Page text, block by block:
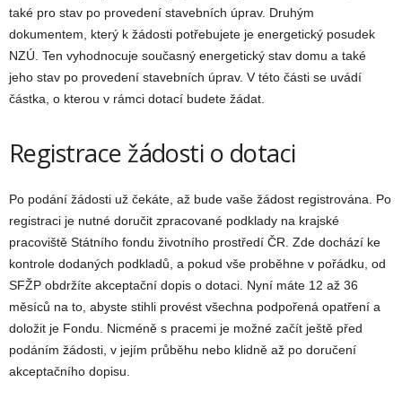
také pro stav po provedení stavebních úprav. Druhým
dokumentem, který k žádosti potřebujete je energetický posudek
NZÚ. Ten vyhodnocuje současný energetický stav domu a také
jeho stav po provedení stavebních úprav. V této části se uvádí
částka, o kterou v rámci dotací budete žádat.
Registrace žádosti o dotaci
Po podání žádosti už čekáte, až bude vaše žádost registrována. Po
registraci je nutné doručit zpracované podklady na krajské
pracoviště Státního fondu životního prostředí ČR. Zde dochází ke
kontrole dodaných podkladů, a pokud vše proběhne v pořádku, od
SFŽP obdržíte akceptační dopis o dotaci. Nyní máte 12 až 36
měsíců na to, abyste stihli provést všechna podpořená opatření a
doložit je Fondu. Nicméně s pracemi je možné začít ještě před
podáním žádosti, v jejím průběhu nebo klidně až po doručení
akceptačního dopisu.